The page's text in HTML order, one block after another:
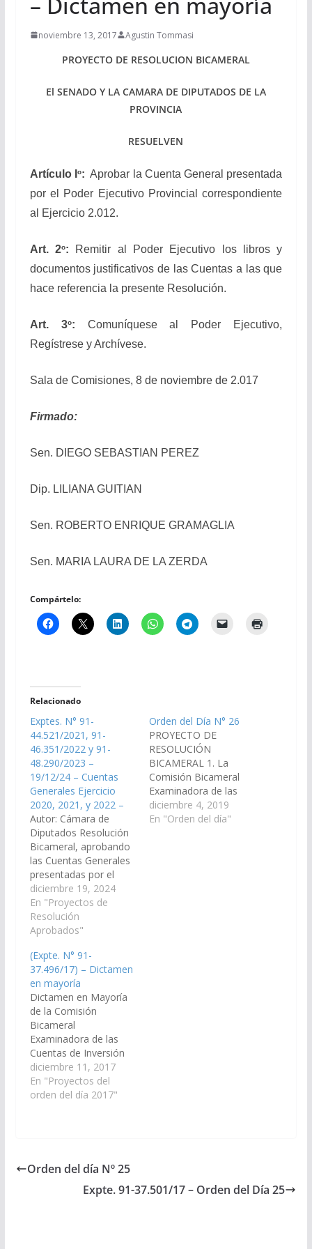
noviembre 13, 2017 Agustin Tommasi
PROYECTO DE RESOLUCION BICAMERAL
El SENADO Y LA CAMARA DE DIPUTADOS DE LA
PROVINCIA
RESUELVEN
Artículo I o: Aprobar la Cuenta General presentada
por el Poder Ejecutivo Provincial correspondiente
al Ejercicio 2.012.
Art. 2o: Remitir al Poder Ejecutivo los libros y
documentos justificativos de las Cuentas a las que
hace referencia la presente Resolución.
Art. 3o: Comuníquese al Poder Ejecutivo,
Regístrese y Archívese.
Sala de Comisiones, 8 de noviembre de 2.017
Firmado:
Sen. DIEGO SEBASTIAN PEREZ
Dip. LILIANA GUITIAN
Sen. ROBERTO ENRIQUE GRAMAGLIA
Sen. MARIA LAURA DE LA ZERDA
Compártelo:
Relacionado
Exptes. N° 91-
44.521/2021, 91-
46.351/2022 y 91-
48.290/2023 –
19/12/24 – Cuentas
Generales Ejercicio
2020, 2021, y 2022 –
Autor: Cámara de
Diputados Resolución
Bicameral, aprobando
las Cuentas Generales
presentadas por el
Poder Ejecutivo
Provincial
correspondientes a los
Ejercicios 2020, 2021 y
44.521/2021, 91-
46.351/2022 y 91-
48.290/2023, a
consideración del
Cuerpo). Resolución
Bicameral Nº 01/24
Aprobado, el
19/12/2024.
Resolución Bicameral
EL SENADO Y LA
CÁMARA DE
diciembre 19, 2024
En "Proyectos de
Resolución
Aprobados"
Orden del Día N° 26
PROYECTO DE
RESOLUCIÓN
BICAMERAL 1. La
Comisión Bicameral
Examinadora de las
Cuentas de Inversión,
ha considerado el
diciembre 4, 2019
En "Orden del día"
(Expte. N° 91-
37.496/17) – Dictamen
en mayoría
Dictamen en Mayoría
de la Comisión
Bicameral
Examinadora de las
Cuentas de Inversión
Cámara de Senadores
y Cámara de
Diputados Vuestra
Expediente de la
Ejercicio Financiero
diciembre 11, 2017
En "Proyectos del
orden del día 2017"
Orden del día Nº 25
Expte. 91-37.501/17 – Orden del Día 25